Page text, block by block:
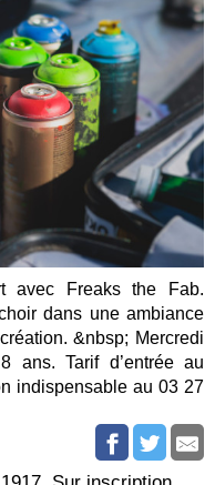
avec Freaks the Fab.
dans une ambiance
&nbsp; Mercredi
ans. Tarif d’entrée au
indispensable au 03 27